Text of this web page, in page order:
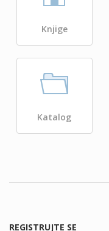
Knjige
Katalog
REGISTRUJTE SE